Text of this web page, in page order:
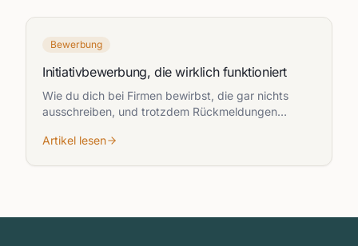
Bewerbung
Initiativbewerbung, die wirklich funktioniert
Wie du dich bei Firmen bewirbst, die gar nichts
ausschreiben, und trotzdem Rückmeldungen
Artikel lesen